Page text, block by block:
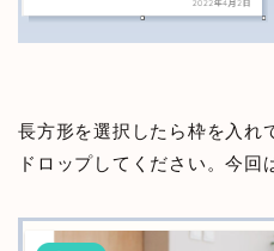
長方形を選択したら枠を入れ
ドロップしてください。今回